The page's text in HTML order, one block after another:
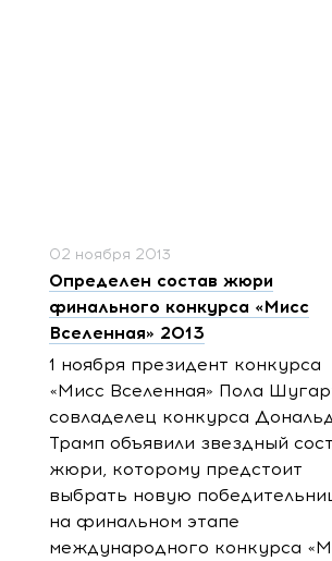
02 ноября 2013
Определен состав жюри
финального конкурса «Мисс
Вселенная» 2013
1 ноября президент конкурса
«Мисс Вселенная» Пола
совладелец конкурса Дональд
Трамп объявили звездный
жюри, которому предстоит
выбрать новую
на финальном этапе
международного конкурса